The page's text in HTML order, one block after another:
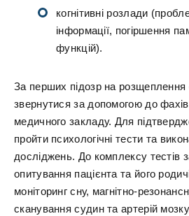
когнітивні розлади
інформації, погіршення
функцій).
За перших підозр на розщеплення
звернутися за допомогою до
медичного закладу. Для
пройти психологічні тести та
досліджень. До комплексу тестів
опитування пацієнта та його
моніторинг сну, магнітно-
сканування судин та артерій